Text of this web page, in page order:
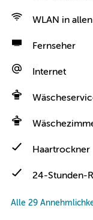
WLAN in
Fernseher
Internet
Haartrockner
24-Stunden-
Alle 29